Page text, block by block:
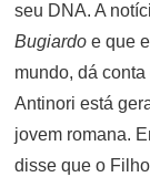
seu DNA. A
Bugiardo e que
mundo, dá
Antinori está
jovem romana.
disse que o